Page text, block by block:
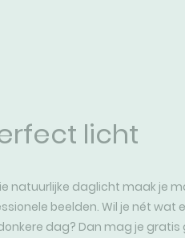
licht
natuurlijke daglicht maak je
beelden. Wil je nét wat
dag? Dan mag je gratis